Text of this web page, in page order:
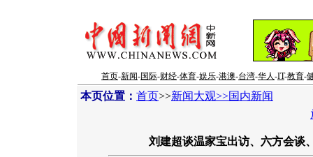
首页-新闻-国际-财经-体育-娱乐-港澳-台湾-华人-IT-教育-
本页位置： 首页>>新闻大观>>国内新闻
刘建超谈温家宝出访、六方会谈